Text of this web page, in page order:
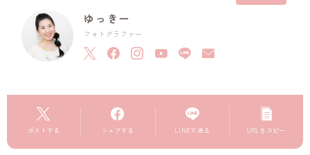
ゆっきー
フォトグラファー
ポストする シェアする LINEで送る URLをコピー